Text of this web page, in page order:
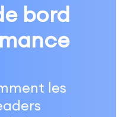
bord
les